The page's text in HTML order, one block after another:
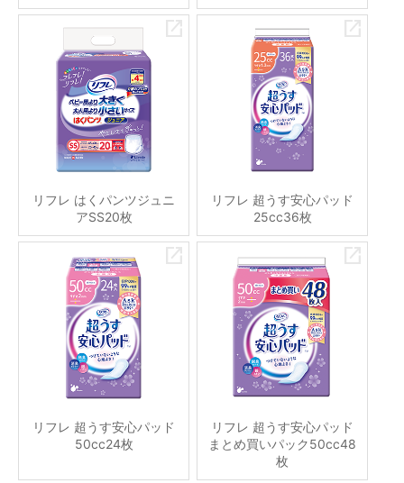
リフレ はくパンツジュニ
アSS20枚
リフレ 超うす安心パッド
25cc36枚
リフレ 超うす安心パッド
50cc24枚
リフレ 超うす安心パッド
まとめ買いパック50cc48
枚